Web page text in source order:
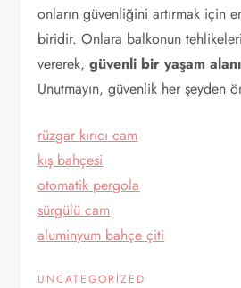
onların güvenliğini artırmak için
biridir. Onlara balkonun
vererek,güvenli bir yaşam alanı
Unutmayın, güvenlik her şeyden
rüzgar kırıcı cam
kış bahçesi
otomatik pergola
sürgülü cam
aluminyum bahçe çiti
UNCATEGORIZED